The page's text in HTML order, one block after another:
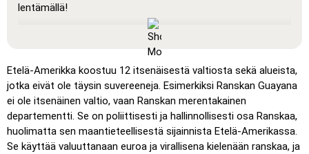
lentämällä!
: Oppimistila, jossa kaikki sijainnit näkyvät
kartalla, mikä helpottaa opiskelua ja hahmottamista.
Klikkaa (erittäin helppo): Toimii kuten ”Klikkaa”, mutta
kun viet hiiren sijainnin päälle, sen nimi näytetään.
Klikkaa (helppo): Kuten ”Klikkaa”, mutta kolme mahdollista
sijaintia korostetaan.
Klikkaa: Klikkaa täsmälleen oikeaa sijaintia.
Etelä-Amerikka koostuu 12 itsenäisestä valtiosta sekä alueista,
jotka eivät ole täysin suvereeneja. Esimerkiksi Ranskan Guayana
ei ole itsenäinen valtio, vaan Ranskan merentakainen
departementti. Se on poliittisesti ja hallinnollisesti osa Ranskaa,
huolimatta sen maantieteellisestä sijainnista Etelä-Amerikassa.
Se käyttää valuuttanaan euroa ja virallisena kielenään ranskaa, ja